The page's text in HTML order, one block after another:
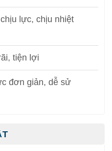
lực, chịu nhiệt
tiện lợi
đơn giản, dễ sử